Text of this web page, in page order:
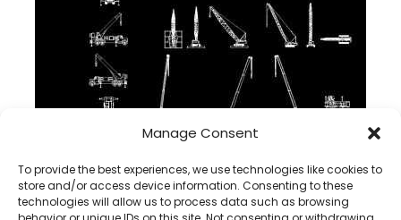
Manage Consent
To provide the best experiences, we use technologies like cookies to
store and/or access device information. Consenting to these
technologies will allow us to process data such as browsing